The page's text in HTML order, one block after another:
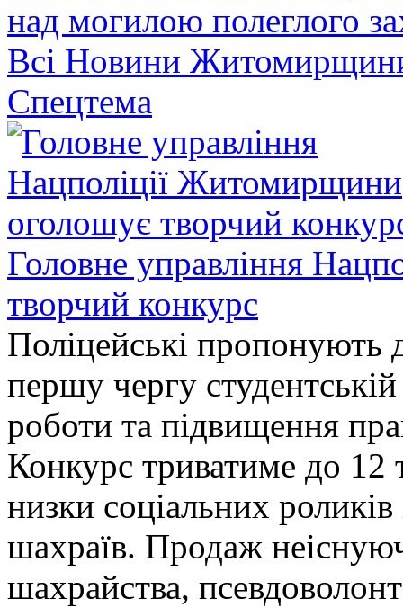
над могилою полеглого
Всі Новини
Спецтема
Головне управління
творчий конкурс
Поліцейські пропонують
першу чергу
роботи та підвищення
Конкурс триватиме до 12
низки соціальних
шахраїв. Продаж
шахрайства,